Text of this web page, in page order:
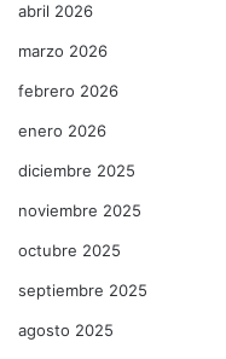
abril 2026
marzo 2026
febrero 2026
enero 2026
diciembre 2025
noviembre 2025
octubre 2025
septiembre 2025
agosto 2025